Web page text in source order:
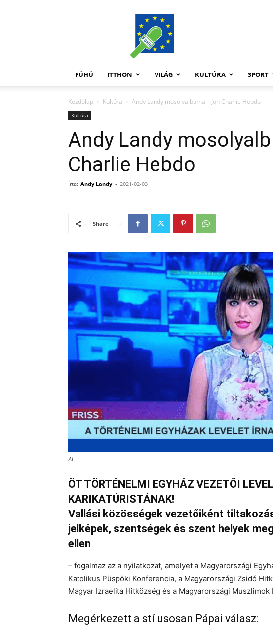
FüHü
FÜHÜ ITTHON VILÁG KULTÚRA SPORT
Kezdőlap Kultúra Andy Landy mosolyalbuma – Jön Charlie Hebdo
Kultúra
Andy Landy
Charlie Hebdo
Írta: Andy Landy - 2021-02-03
Share
AL
ÖT TÖRTÉNELMI EGYHÁZ VEZETŐI
KARIKATÚRISTÁNAK!
Vallási közösségek vezetőiként
jelképek, szentségek és szent helyek
ellen
– fogalmaz az a nyilatkozat, amelyet a Magyarországi
Katolikus Püspöki Konferencia, a Magyarországi Zsidó
Magyar Izraelita Hitközség és a Magyarországi Muszlimok
Megérkezett a stílusosan Pápai válasz: